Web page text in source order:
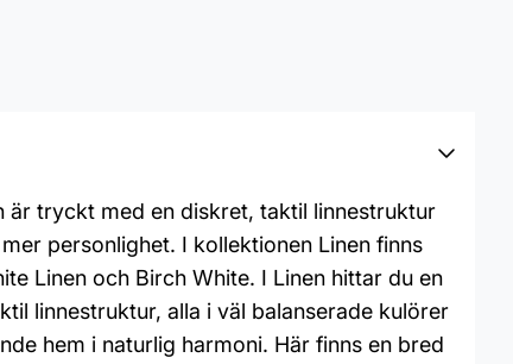
är tryckt med en diskret, taktil linnestruktur
personlighet. I kollektionen Linen finns
Linen och Birch White. I Linen hittar du en
linnestruktur, alla i väl balanserade kulörer
hem i naturlig harmoni. Här finns en bred